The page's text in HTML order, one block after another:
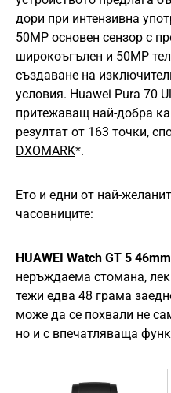
дори при интензивна
50MP основен сензор с
широкоъгълен и 50MP
създаване на
условия. Huawei Pura 70
притежаващ най-добра
резултат от 163 точки,
DXOMARK*.
Ето и едни от най-
часовниците:
HUAWEI Watch GT 5
неръждаема стомана,
тежи едва 48 грама
може да се похвали не
но и с впечатляваща